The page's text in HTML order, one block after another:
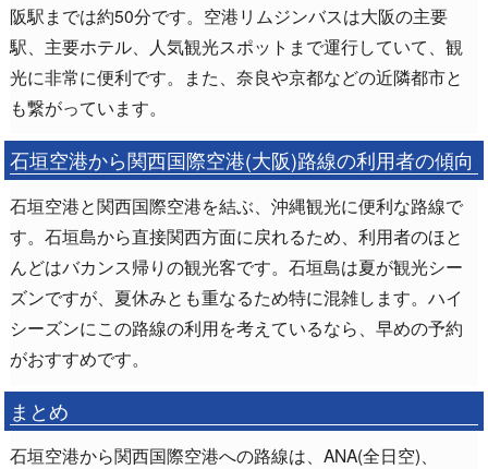
阪駅までは約50分です。空港リムジンバスは大阪の主要
駅、主要ホテル、人気観光スポットまで運行していて、観
光に非常に便利です。また、奈良や京都などの近隣都市と
も繋がっています。
石垣空港から関西国際空港(大阪)路線の利用者の傾向
石垣空港と関西国際空港を結ぶ、沖縄観光に便利な路線で
す。石垣島から直接関西方面に戻れるため、利用者のほと
んどはバカンス帰りの観光客です。石垣島は夏が観光シー
ズンですが、夏休みとも重なるため特に混雑します。ハイ
シーズンにこの路線の利用を考えているなら、早めの予約
がおすすめです。
まとめ
石垣空港から関西国際空港への路線は、ANA(全日空)、